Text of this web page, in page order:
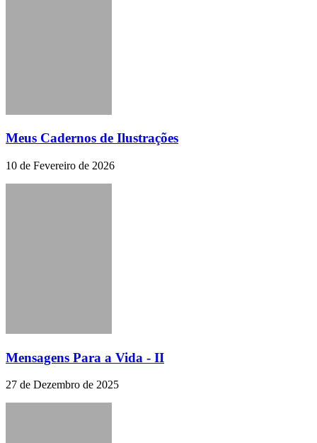
Meus Cadernos de Ilustrações
10 de Fevereiro de 2026
Mensagens Para a Vida - II
27 de Dezembro de 2025